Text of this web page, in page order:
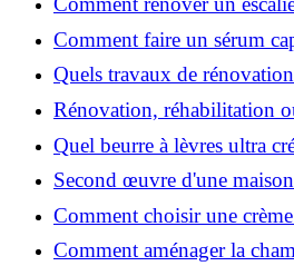
astuces faciles pas à pas
Comment faire un sérum
stimule réellement la pousse
Quels travaux de
valeur d'une maison pour la
Rénovation, réhabilitation
convient le mieux à mon
Quel beurre à lèvres ultra
lèvres sèches et gercées?
Second œuvre d'une
le réaliser
Comment choisir une
hyaluronique et niacinamide
Comment aménager la